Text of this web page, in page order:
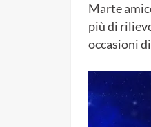
Marte
più di
occasioni